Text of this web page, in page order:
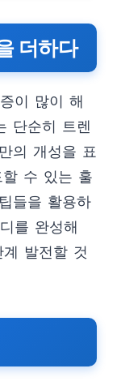
더하다
이 많이 해
단순히 트렌
의 개성을 표
할 수 있는 훌
들을 활용하
를 완성해
발전할 것